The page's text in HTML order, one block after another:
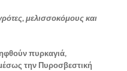
μελισσοκόμους και
πυρκαγιά,
την Πυροσβεστική